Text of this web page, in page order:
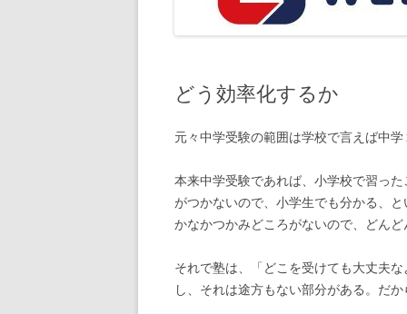
どう効率化するか
元々中学受験の範囲は学校で言えば中学
本来中学受験であれば、小学校で習っ
がつかないので、小学生でも分かる、
かなかつかみどころがないので、どん
それで塾は、「どこを受けても大丈夫
し、それは途方もない部分がある。だ